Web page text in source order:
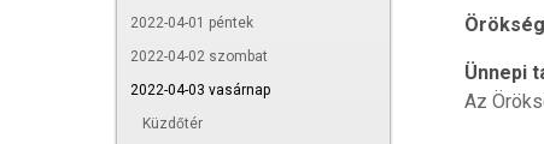
2022-04-01 péntek
2022-04-02 szombat
2022-04-03 vasárnap
Küzdőtér
Ünnepi
Az